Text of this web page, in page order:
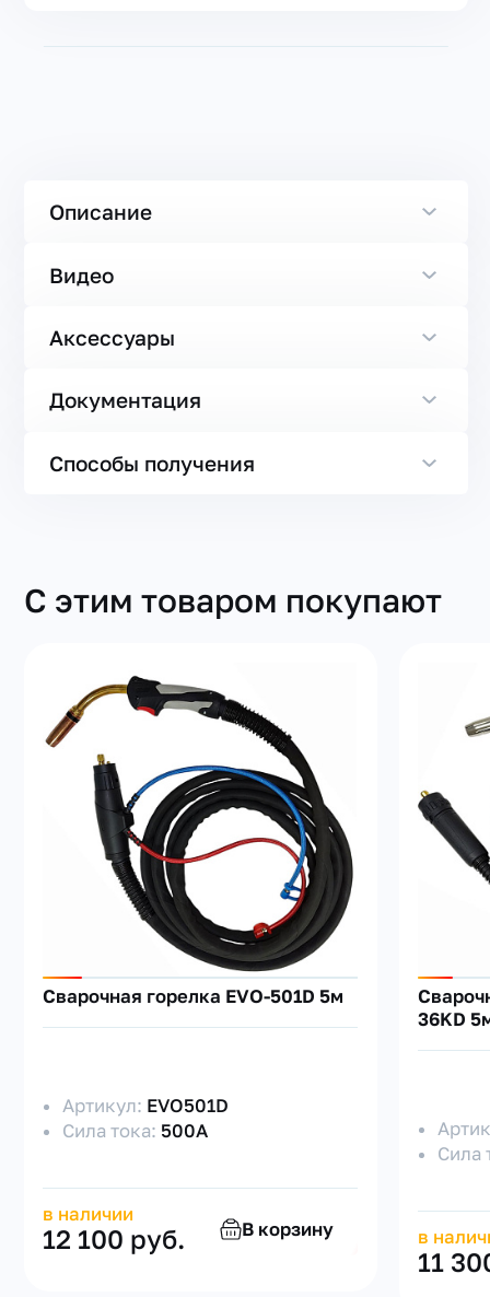
Описание
Видео
Аксессуары
Документация
Способы получения
С этим товаром покупают
Сварочная горелка EVO-501D 5м
Артикул: EVO501D
Сила тока: 500А
в наличии
12 100 руб. В корзину
36KD
Сила
в
11